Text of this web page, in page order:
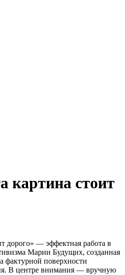
картина стоит
дорого» — эффектная работа в
Марии Будущих, созданная
фактурной поверхности
В центре внимания — вручную